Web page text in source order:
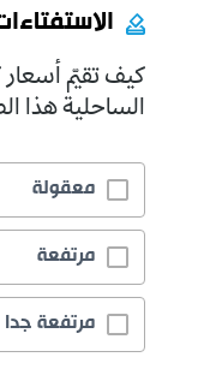
كيف تقيّم أسعار
الساحلية هذا
معقولة
مرتفعة
مرتفعة جدا